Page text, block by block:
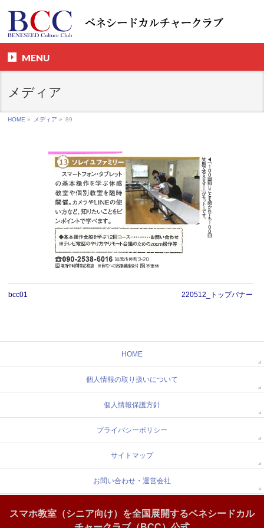
MENU
メディア
HOME » メディア » 89
bcc01 220512_トップバナー
HOME
個人情報の取り扱いについて
個人情報保護方針
プライバシーポリシー
サイトマップ
お問い合わせ・運営会社
スマホ教室（シニア向け）を全国展開するベネシードカル